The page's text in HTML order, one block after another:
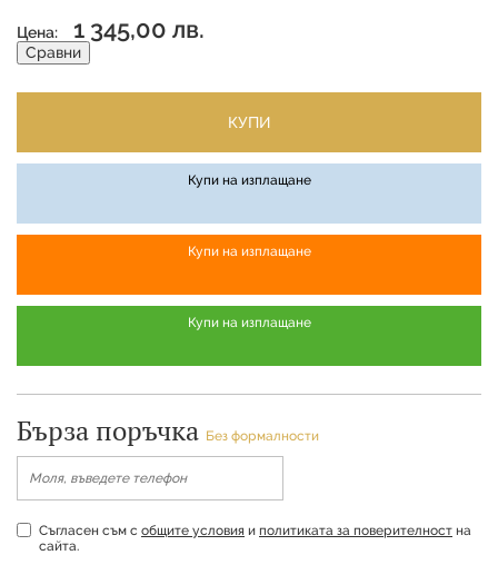
Цена: 1 345,00 лв.
Сравни
КУПИ
Купи на изплащане
Купи на изплащане
Купи на изплащане
Бърза поръчка Без формалности
Съгласен съм с общите условия и политиката за поверителност на
сайта.